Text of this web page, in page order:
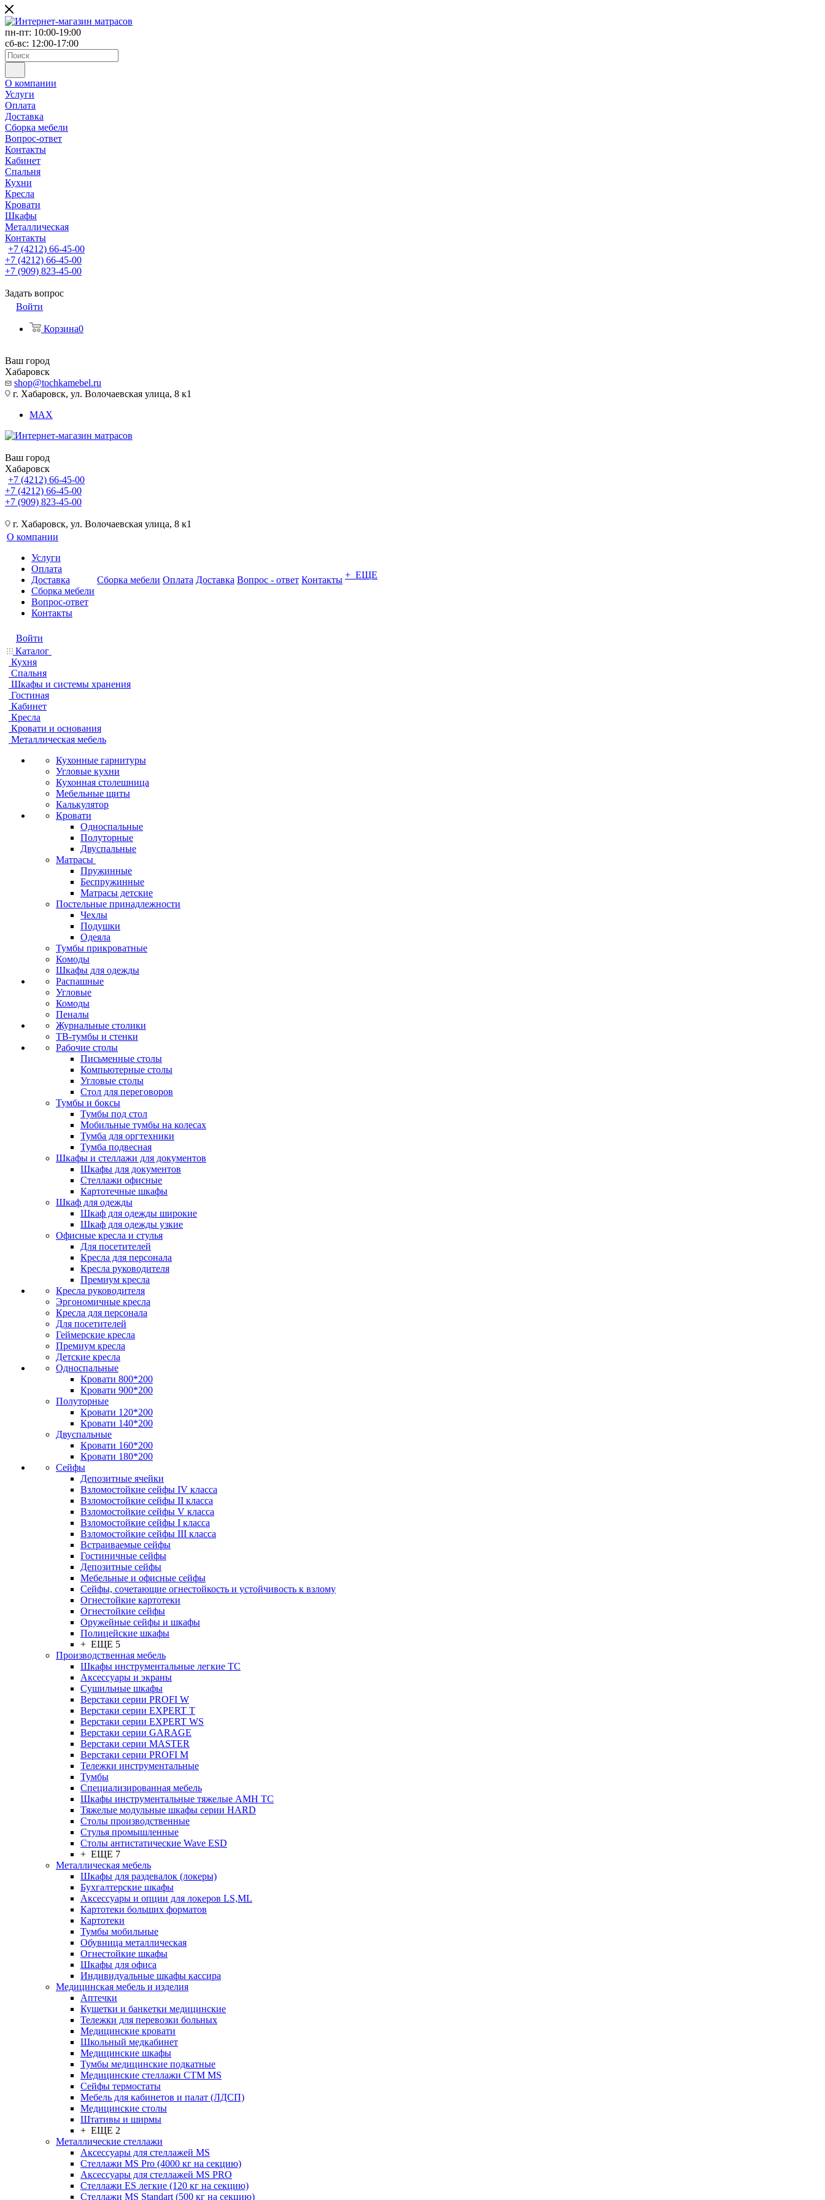
пн-пт: 10:00-19:00
сб-вс: 12:00-17:00
О компании
Услуги
Оплата
Доставка
Сборка мебели
Вопрос-ответ
Контакты
Кабинет
Спальня
Кухни
Кресла
Кровати
Шкафы
Металлическая
Контакты
+7 (4212) 66-45-00
+7 (4212) 66-45-00
+7 (909) 823-45-00
Задать вопрос
Войти
Корзина0
Ваш город
Хабаровск
shop@tochkamebel.ru
г. Хабаровск, ул. Волочаевская улица, 8 к1
MAX
Ваш город
Хабаровск
+7 (4212) 66-45-00
+7 (4212) 66-45-00
+7 (909) 823-45-00
г. Хабаровск, ул. Волочаевская улица, 8 к1
О компании
Услуги
Оплата
Доставка
Сборка мебели
Вопрос-ответ
Контакты
Сборка мебели Оплата Доставка Вопрос - ответ Контакты + ЕЩЕ
Войти
Каталог
Кухня
Спальня
Шкафы и системы хранения
Гостиная
Кабинет
Кресла
Кровати и основания
Металлическая мебель
Кухонные гарнитуры
Угловые кухни
Кухонная столешница
Мебельные щиты
Калькулятор
Кровати
Односпальные
Полуторные
Двуспальные
Матрасы
Пружинные
Беспружинные
Матрасы детские
Постельные принадлежности
Чехлы
Подушки
Одеяла
Тумбы прикроватные
Комоды
Шкафы для одежды
Распашные
Угловые
Комоды
Пеналы
Журнальные столики
ТВ‑тумбы и стенки
Рабочие столы
Письменные столы
Компьютерные столы
Угловые столы
Стол для переговоров
Тумбы и боксы
Тумбы под стол
Мобильные тумбы на колесах
Тумба для оргтехники
Тумба подвесная
Шкафы и стеллажи для документов
Шкафы для документов
Стеллажи офисные
Картотечные шкафы
Шкаф для одежды
Шкаф для одежды широкие
Шкаф для одежды узкие
Офисные кресла и стулья
Для посетителей
Кресла для персонала
Кресла руководителя
Премиум кресла
Кресла руководителя
Эргономичные кресла
Кресла для персонала
Для посетителей
Геймерские кресла
Премиум кресла
Детские кресла
Односпальные
Кровати 800*200
Кровати 900*200
Полуторные
Кровати 120*200
Кровати 140*200
Двуспальные
Кровати 160*200
Кровати 180*200
Сейфы
Депозитные ячейки
Взломостойкие сейфы IV класса
Взломостойкие сейфы II класса
Взломостойкие сейфы V класса
Взломостойкие сейфы I класса
Взломостойкие сейфы III класса
Встраиваемые сейфы
Гостиничные сейфы
Депозитные сейфы
Мебельные и офисные сейфы
Сейфы, сочетающие огнестойкость и устойчивость к взлому
Огнестойкие картотеки
Огнестойкие сейфы
Оружейные сейфы и шкафы
Полицейские шкафы
+ ЕЩЕ 5
Производственная мебель
Шкафы инструментальные легкие ТС
Аксессуары и экраны
Cушильные шкафы
Верстаки серии PROFI W
Верстаки серии EXPERT T
Верстаки серии EXPERT WS
Верстаки серии GARAGE
Верстаки серии MASTER
Верстаки серии PROFI M
Тележки инструментальные
Тумбы
Cпециализированная мебель
Шкафы инструментальные тяжелые AMH TC
Тяжелые модульные шкафы серии HARD
Столы производственные
Стулья промышленные
Столы антистатические Wave ESD
+ ЕЩЕ 7
Металлическая мебель
Шкафы для раздевалок (локеры)
Бухгалтерские шкафы
Аксессуары и опции для локеров LS,ML
Картотеки больших форматов
Картотеки
Тумбы мобильные
Обувница металлическая
Огнестойкие шкафы
Шкафы для офиса
Индивидуальные шкафы кассира
Медицинская мебель и изделия
Аптечки
Кушетки и банкетки медицинские
Тележки для перевозки больных
Медицинские кровати
Школьный медкабинет
Медицинские шкафы
Тумбы медицинские подкатные
Медицинские стеллажи CTM MS
Сейфы термостаты
Мебель для кабинетов и палат (ЛДСП)
Медицинские столы
Штативы и ширмы
+ ЕЩЕ 2
Металлические стеллажи
Аксессуары для стеллажей MS
Стеллажи MS Pro (4000 кг на секцию)
Аксессуары для стеллажей MS PRO
Стеллажи ES легкие (120 кг на секцию)
Стеллажи MS Standart (500 кг на секцию)